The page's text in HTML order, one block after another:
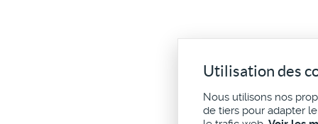
Utilisation des
Nous utilisons nos
de tiers pour adapter